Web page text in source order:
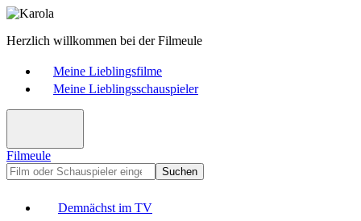
Herzlich willkommen bei der Filmeule
Meine Lieblingsfilme
Meine Lieblingsschauspieler
Filmeule
Suchen
Demnächst im TV